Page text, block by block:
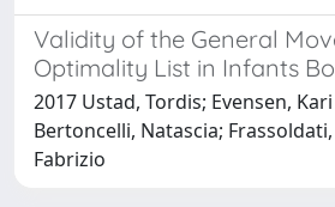
Validity of the General
Optimality List in Infants
2017 Ustad, Tordis; Evensen,
Bertoncelli, Natascia;
Fabrizio